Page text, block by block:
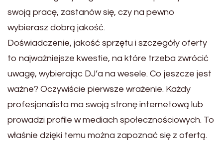
swoją pracę, zastanów się, czy na pewno
wybierasz dobrą jakość.
Doświadczenie, jakość sprzętu i szczegóły oferty
to najważniejsze kwestie, na które trzeba zwrócić
uwagę, wybierając DJ’a na wesele. Co jeszcze jest
ważne? Oczywiście pierwsze wrażenie. Każdy
profesjonalista ma swoją stronę internetową lub
prowadzi profile w mediach społecznościowych. To
właśnie dzięki temu można zapoznać się z ofertą.